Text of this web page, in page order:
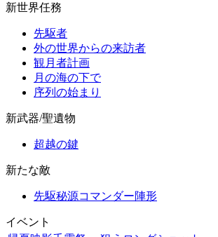
新世界任務
先駆者
外の世界からの来訪者
観月者計画
月の海の下で
序列の始まり
新武器/聖遺物
超越の鍵
新たな敵
先駆秘源コマンダー陣形
イベント